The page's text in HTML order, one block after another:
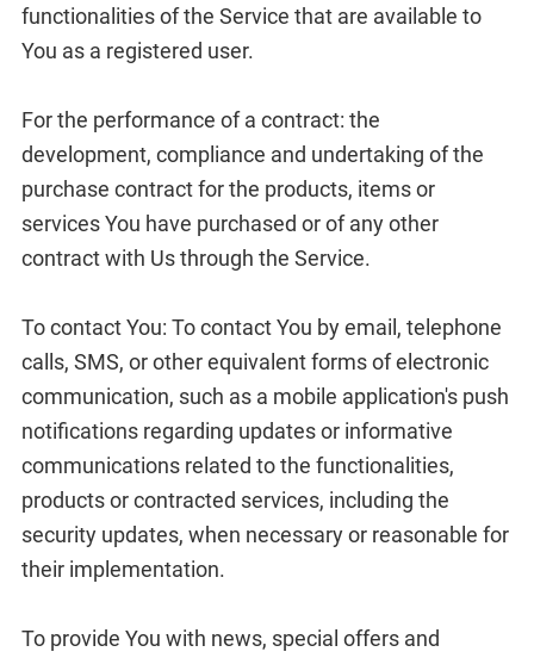
functionalities of the Service that are available to
You as a registered user.
For the performance of a contract: the
development, compliance and undertaking of the
purchase contract for the products, items or
services You have purchased or of any other
contract with Us through the Service.
To contact You: To contact You by email, telephone
calls, SMS, or other equivalent forms of electronic
communication, such as a mobile application's push
notifications regarding updates or informative
communications related to the functionalities,
products or contracted services, including the
security updates, when necessary or reasonable for
their implementation.
To provide You with news, special offers and